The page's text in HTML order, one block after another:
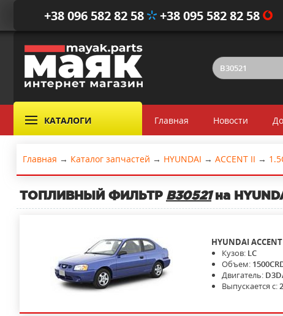
+38 096 582 82 58 +38 095 582 82 58
КАТАЛОГИ Главная Новости
Главная → Каталог запчастей → HYUNDAI → ACCENT II →
ТОПЛИВНЫЙ ФИЛЬТР B30521на
HYUNDAI
Кузов: LC
Объем:
Двигатель:
Выпускается с: